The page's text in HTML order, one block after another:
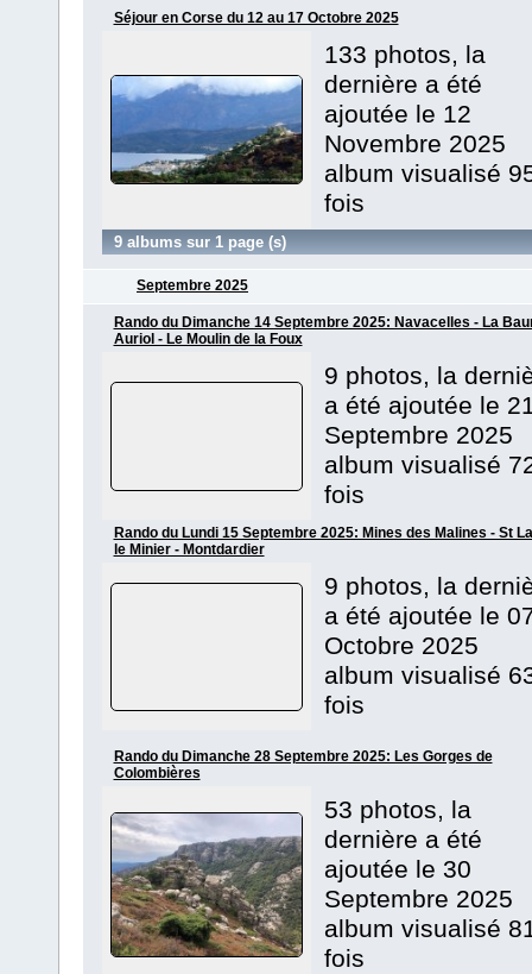
Séjour en Corse du 12 au 17 Octobre 2025
133 photos, la
dernière a été
ajoutée le 12
Novembre 2025
album visualisé
fois
9 albums sur 1 page (s)
Septembre 2025
Rando du Dimanche 14 Septembre 2025: Navacelles - La
Auriol - Le Moulin de la Foux
9 photos, la
a été ajoutée le
Septembre 2025
album visualisé
fois
Rando du Lundi 15 Septembre 2025: Mines des Malines - St
le Minier - Montdardier
9 photos, la
a été ajoutée le
Octobre 2025
album visualisé
fois
Rando du Dimanche 28 Septembre 2025: Les Gorges de
Colombières
53 photos, la
dernière a été
ajoutée le 30
Septembre 2025
album visualisé
fois